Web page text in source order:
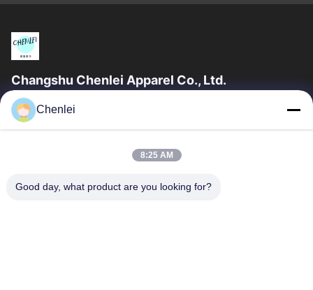
Changshu Chenlei Apparel Co., Ltd.
CHANGSHU CHENLEI APPAREL CO., LTD Το εργοστάσιό μας
ιδρύθηκε το 2011, βρίσκεται στην πόλη Suzhou, επαρχία
Γρήγορες Συνδέσεις
Αρχική Σελίδα
Προϊόντα
Chenlei
8:25 AM
Good day, what product are you looking for?